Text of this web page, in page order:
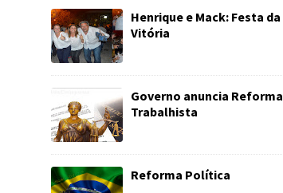
Henrique e Mack: Festa da
Vitória
Governo anuncia Reforma
Trabalhista
Reforma Política